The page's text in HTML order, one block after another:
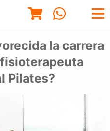
la carrera
Pilates?